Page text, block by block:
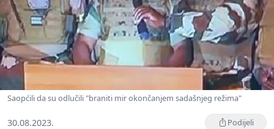
Saopćili da su odlučili "braniti mir okončanjem sadašnjeg režima"
30.08.2023. Podijeli